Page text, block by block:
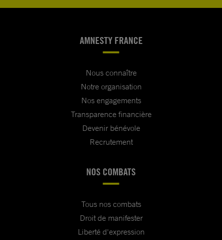
AMNESTY FRANCE
Nous connaître
Notre organisation
Nos engagements
Transparence financière
Devenir bénévole
Recrutement
NOS COMBATS
Tous nos combats
Droit de manifester
Liberté d'expression